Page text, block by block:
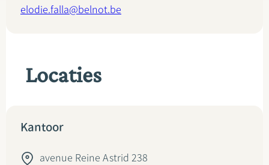
elodie.falla@belnot.be
Locaties
Kantoor
avenue Reine Astrid 238